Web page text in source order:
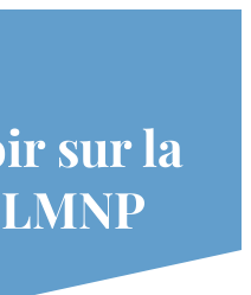
sur la